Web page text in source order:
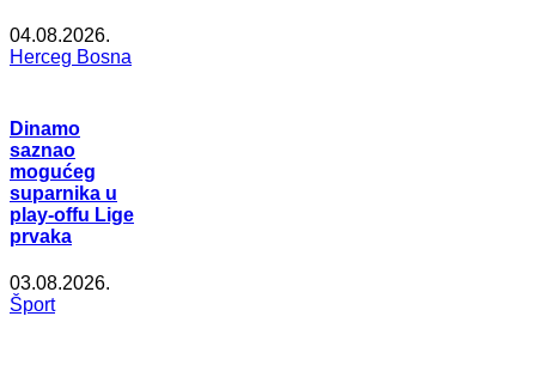
04.08.2026.
Herceg Bosna
Dinamo
saznao
mogućeg
suparnika u
play-offu Lige
prvaka
03.08.2026.
Šport